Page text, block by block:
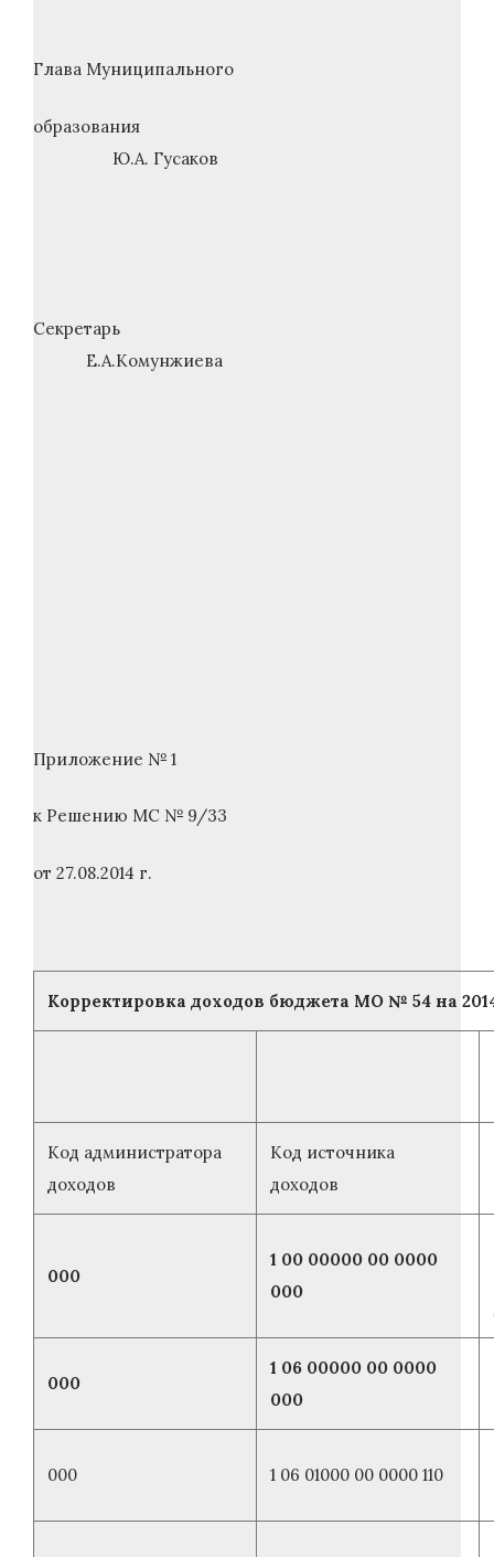
Глава Муниципального
образования
Ю.А. Гусаков
Секретарь
Е.А.Комунжиева
Приложение № 1
к Решению МС № 9/33
от 27.08.2014 г.
Корректировка доходов бюджета МО № 54 на
Код администратора
доходов
Код источника
доходов
000
1 00 00000 00 0000
000
000
1 06 00000 00 0000
000
000 1 06 01000 00 0000 110